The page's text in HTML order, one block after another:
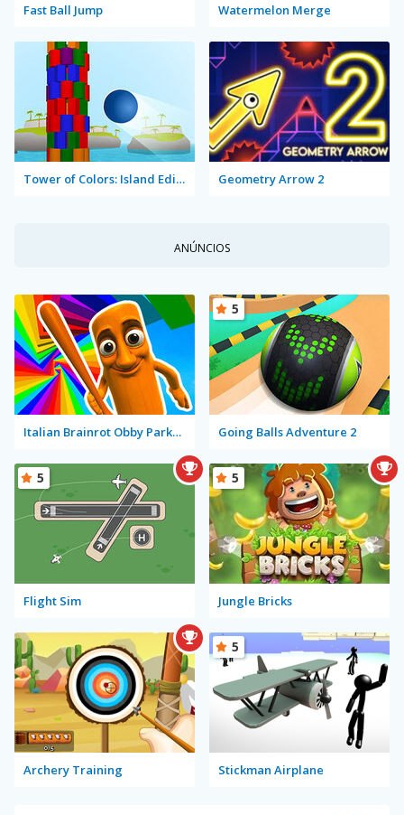
Fast Ball Jump Watermelon Merge
Tower of Colors: Island Edition Geometry Arrow 2
ANÚNCIOS
Italian Brainrot Obby Parkour Going Balls Adventure 2
5
Flight Sim
5
Jungle Bricks
5
Archery Training Stickman Airplane
5